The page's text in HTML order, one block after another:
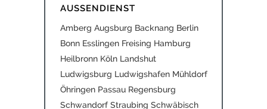
AUSSENDIENST
Amberg Augsburg Backnang Berlin
Bonn Esslingen Freising Hamburg
Heilbronn Köln Landshut
Ludwigsburg Ludwigshafen Mühldorf
Öhringen Passau Regensburg
Schwandorf Straubing Schwäbisch